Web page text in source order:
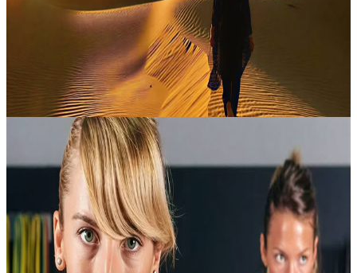
pratica yoga, tradizioni nomadi e avventura nel deserto si intrecciano
in un’esperienza davvero memorabile. In 4 giorni, questo rit...
14 ottobre 2026 12:00
Marrakech, Marocco
Cardio Boxing a Marrakech: fitness al 100% per
Vivi un’esperienza di movimento energica e coinvolgente pensata
esclusivamente per donne, nel cuore di Marrakech. Questa sessione
di cardio boxing unisce allenamento cardiovascolare e tonificazione
mu...